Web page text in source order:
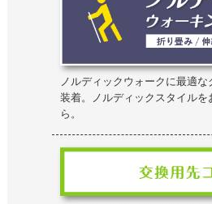
ノルディックウォークに最適
装着。ノルディックスタイルを
ら。